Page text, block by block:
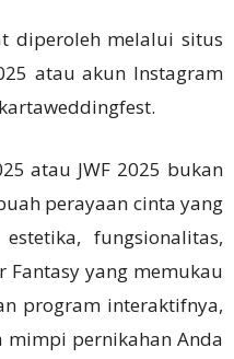
diperoleh melalui situs
atau akun Instagram
atau JWF 2025 bukan
perayaan cinta yang
fungsionalitas,
Fantasy yang memukau
program interaktifnya,
mimpi pernikahan Anda